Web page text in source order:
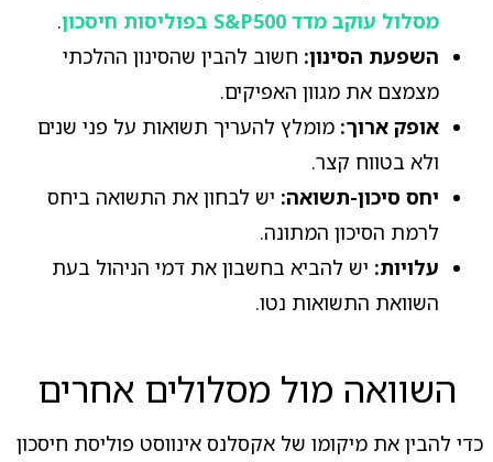
מסלול עוקב מדד S&P500 בפוליסות חיסכון
.
השפעת הסינון: חשוב להבין שהסינון ההלכתי
מצמצם את מגוון האפיקים.
אופק ארוך: מומלץ להעריך תשואות על פני שנים
ולא בטווח קצר.
יחס סיכון-תשואה: יש לבחון את התשואה ביחס
לרמת הסיכון המתונה.
עלויות: יש להביא בחשבון את דמי הניהול בעת
השוואת התשואות נטו.
השוואה מול מסלולים אחרים
כדי להבין את מיקומו של אקסלנס אינווסט פוליסת חיסכון